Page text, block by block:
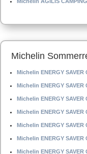
Michelin
Michelin ENERGY SAVER
Michelin ENERGY SAVER
Michelin ENERGY SAVER
Michelin ENERGY SAVER
Michelin ENERGY SAVER
Michelin ENERGY SAVER
Michelin ENERGY SAVER